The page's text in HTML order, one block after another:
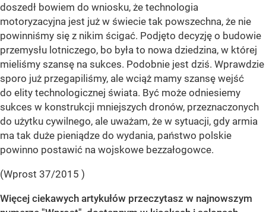
doszedł bowiem do wniosku, że technologia
motoryzacyjna jest już w świecie tak powszechna, że nie
powinniśmy się z nikim ścigać. Podjęto decyzję o budowie
przemysłu lotniczego, bo była to nowa dziedzina, w której
mieliśmy szansę na sukces. Podobnie jest dziś. Wprawdzie
sporo już przegapiliśmy, ale wciąż mamy szansę wejść
do elity technologicznej świata. Być może odniesiemy
sukces w konstrukcji mniejszych dronów, przeznaczonych
do użytku cywilnego, ale uważam, że w sytuacji, gdy armia
ma tak duże pieniądze do wydania, państwo polskie
powinno postawić na wojskowe bezzałogowce.
(Wprost 37/2015 )
Więcej ciekawych artykułów przeczytasz w najnowszym